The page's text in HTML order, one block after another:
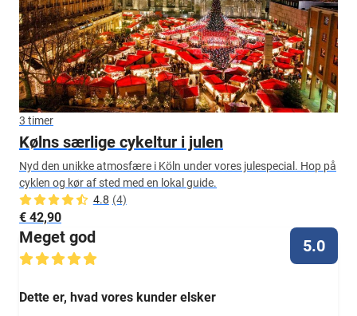
3 timer
Kølns særlige cykeltur i julen
Nyd den unikke atmosfære i Köln under vores julespecial. Hop på
cyklen og kør af sted med en lokal guide.
4.8 (4)
€ 42,90
Meget god 5.0
Dette er, hvad vores kunder elsker